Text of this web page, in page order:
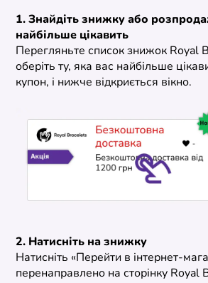
1. Знайдіть знижку або
найбільше цікавить
Перегляньте список знижок Royal
оберіть ту, яка вас найбільше
купон, і нижче відкриється вікно.
2. Натисніть на знижку
Натисніть «Перейти в інтернет-
перенаправлено на сторінку Royal